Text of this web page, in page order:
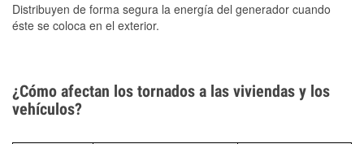
Distribuyen de forma segura la energía del generador cuando
éste se coloca en el exterior.
¿Cómo afectan los tornados a las viviendas y los
vehículos?